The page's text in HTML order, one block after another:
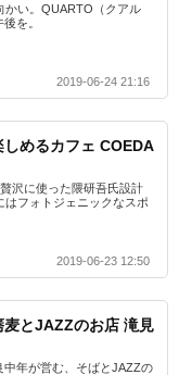
かい。QUARTO（クアル
を。
2019-06-24 21:16
しめるカフェ COEDA
沢に使った隈研吾氏設計
フォトジェニックなスポ
2019-06-23 12:50
麦とJAZZのお店 滝見
年が営む、そばとJAZZの